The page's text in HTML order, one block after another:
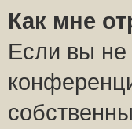
Как мне
Если вы не